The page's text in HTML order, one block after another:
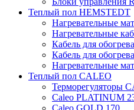
Теплый пол HEMSTEDT
Нагревательные
Нагревательные
Кабель для
Кабель для
Нагревательные
Теплый пол CALEO
Терморегуляторы
Caleo PLATINUM
Caleo GOLD 170